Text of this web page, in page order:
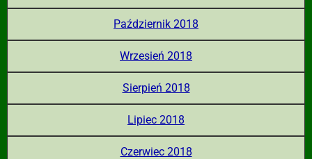
Październik 2018
Wrzesień 2018
Sierpień 2018
Lipiec 2018
Czerwiec 2018